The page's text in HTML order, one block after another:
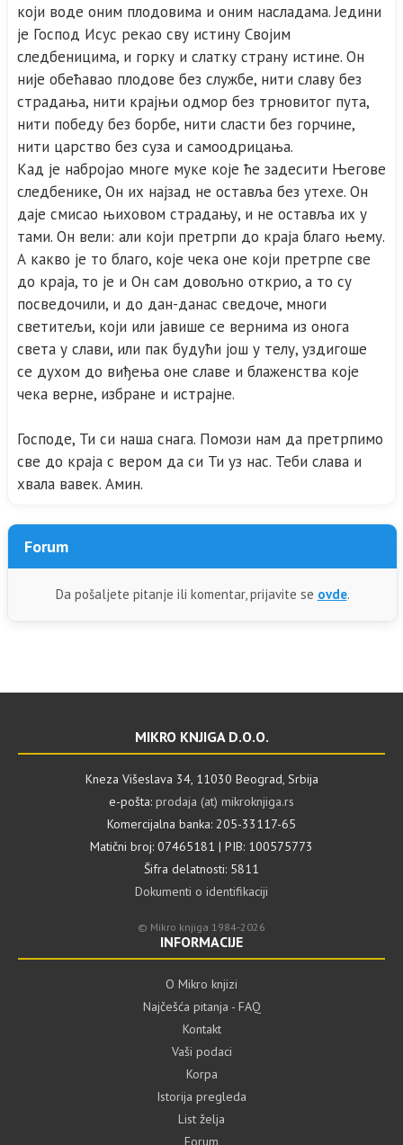
који воде оним плодовима и оним насладама. Једини
је Господ Исус рекао сву истину Својим
следбеницима, и горку и слатку страну истине. Он
није обећавао плодове без службе, нити славу без
страдања, нити крајњи одмор без трновитог пута,
нити победу без борбе, нити сласти без горчине,
нити царство без суза и самоодрицања.
Кад је набројао многе муке које ће задесити Његове
следбенике, Он их најзад не оставља без утехе. Он
даје смисао њиховом страдању, и не оставља их у
тами. Он вели: али који претрпи до краја благо њему.
А какво је то благо, које чека оне који претрпе све
до краја, то је и Он сам довољно открио, а то су
посведочили, и до дан-данас сведоче, многи
светитељи, који или јавише се вернима из онога
света у слави, или пак будући још у телу, уздигоше
се духом до виђења оне славе и блаженства које
чека верне, избране и истрајне.
Господе, Ти си наша снага. Помози нам да претрпимо
све до краја с вером да си Ти уз нас. Теби слава и
хвала вавек. Амин.
Forum
Da pošaljete pitanje ili komentar, prijavite se ovde.
MIKRO KNJIGA D.O.O.
Kneza Višeslava 34, 11030 Beograd, Srbija
e-pošta: prodaja (at) mikroknjiga.rs
Komercijalna banka: 205-33117-65
Matični broj: 07465181 | PIB: 100575773
Šifra delatnosti: 5811
Dokumenti o identifikaciji
© Mikro knjiga 1984-2026
INFORMACIJE
O Mikro knjizi
Najčešća pitanja - FAQ
Kontakt
Vaši podaci
Korpa
Istorija pregleda
List želja
Forum